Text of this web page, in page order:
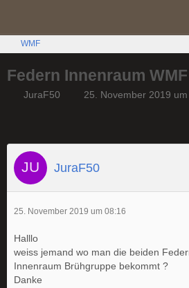
WMF
Federn Innenraum
JuraF50 25. November 2019
JuraF50
25. November 2019 um 08:16
Halllo
weiss jemand wo man die beiden
Innenraum Brühgruppe bekommt ?
Danke